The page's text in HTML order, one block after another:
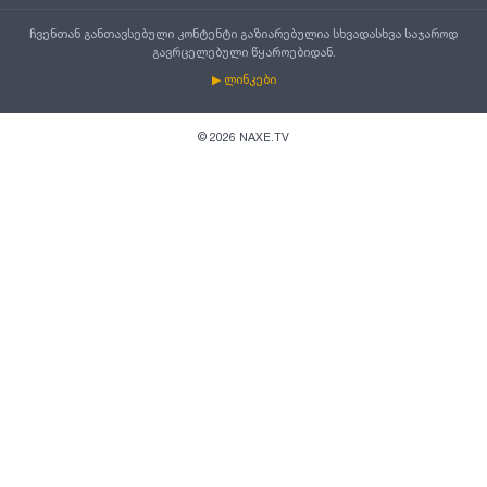
ჩვენთან განთავსებული კონტენტი გაზიარებულია სხვადასხვა საჯაროდ
გავრცელებული წყაროებიდან.
▶ ლინკები
© 2026 NAXE.TV